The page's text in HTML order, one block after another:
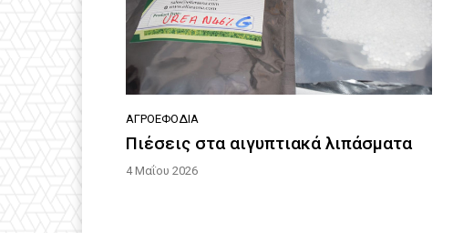
ΑΓΡΟΕΦΌΔΙΑ
Πιέσεις στα αιγυπτιακά λιπάσματα
4 Μαΐου 2026